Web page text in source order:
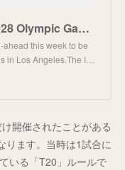
Cricket set to be included at 2028 Olympic Games in Los Angeles
this week to be
in Los Angeles.The I…
開催されたことがある
ります。当時は1試合に
いる「T20」ルールで